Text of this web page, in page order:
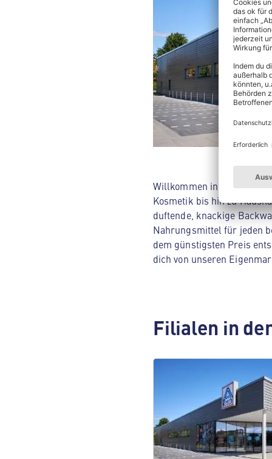
Willkommen in deinem
Kosmetik bis hin zu
duftende, knackige
Nahrungsmittel für jeden
dem günstigsten Preis
dich von unseren
Filialen in